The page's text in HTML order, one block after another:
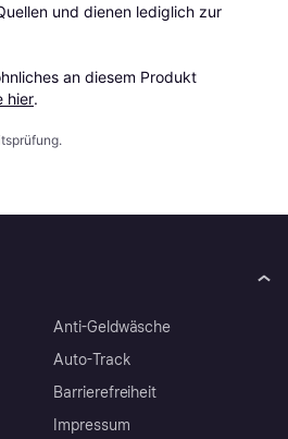
und dienen lediglich zur
an diesem Produkt
hier.
Anti-Geldwäsche
Auto-Track
Barrierefreiheit
Impressum